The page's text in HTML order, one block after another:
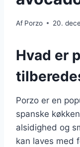
Af Porzo 20.
Hvad er
Porzo er en
spanske
alsidighed og
kan laves med